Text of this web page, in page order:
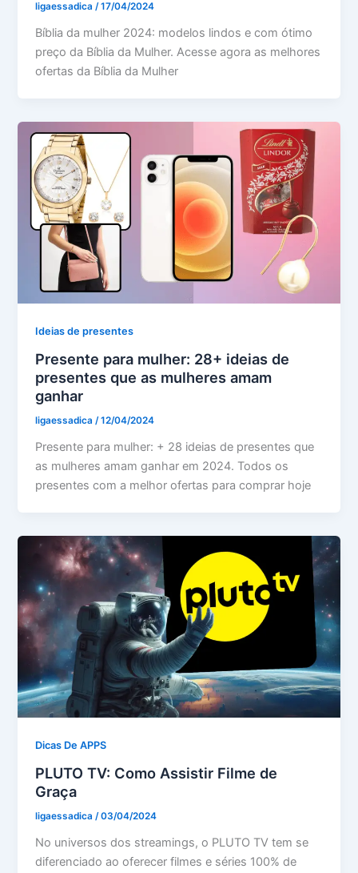
ligaessadica/17/04/2024
Bíblia da mulher 2024: modelos lindos e com ótimo
preço da Bíblia da Mulher. Acesse agora as melhores
ofertas da Bíblia da Mulher
Ideias de presentes
Presente para mulher: 28+ ideias de
presentes que as mulheres amam
ganhar
ligaessadica/12/04/2024
Presente para mulher: + 28 ideias de presentes que
as mulheres amam ganhar em 2024. Todos os
presentes com a melhor ofertas para comprar hoje
Dicas De APPS
PLUTO TV: Como Assistir Filme de
Graça
ligaessadica/03/04/2024
No universos dos streamings, o PLUTO TV tem se
diferenciado ao oferecer filmes e séries 100% de